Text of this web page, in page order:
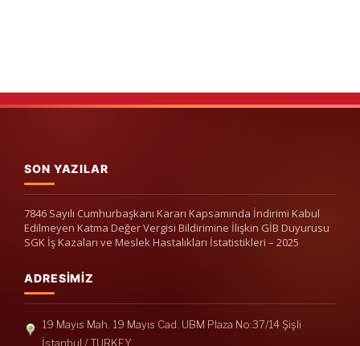
SON YAZILAR
7846 Sayılı Cumhurbaşkanı Kararı Kapsamında İndirimi Kabul
Edilmeyen Katma Değer Vergisi Bildirimine İlişkin GİB Duyurusu
SGK İş Kazaları ve Meslek Hastalıkları İstatistikleri – 2025
ADRESIMIZ
19 Mayıs Mah. 19 Mayıs Cad. UBM Plaza No:37/14 Şişli
İstanbul / TURKEY